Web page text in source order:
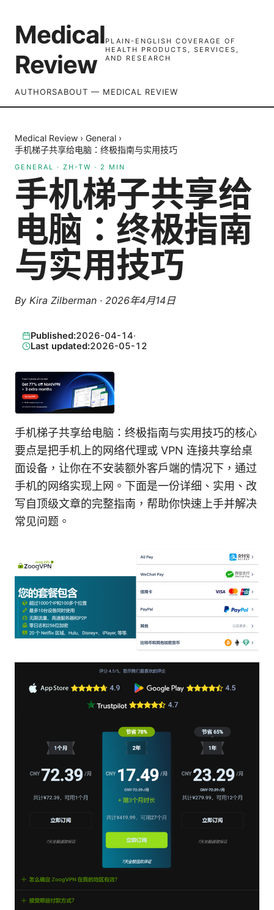
Medical
Review
PLAIN-ENGLISH COVERAGE OF
HEALTH PRODUCTS, SERVICES,
AND RESEARCH
AUTHORSABOUT — MEDICAL REVIEW
Medical Review › General ›
手机梯子共享给电脑：终极指南与实用技巧
GENERAL · ZH-TW · 2 MIN
手机梯子共享给
电脑：终极指南
与实用技巧
By Kira Zilberman · 2026年4月14日
Published:2026-04-14·
Last updated:2026-05-12
手机梯子共享给电脑：终极指南与实用技巧的核心
要点是把手机上的网络代理或 VPN 连接共享给桌
面设备，让你在不安装额外客户端的情况下，通过
手机的网络实现上网。下面是一份详细、实用、改
写自顶级文章的完整指南，帮助你快速上手并解决
常见问题。